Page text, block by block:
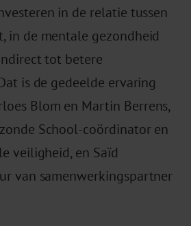
in de relatie tussen
in de mentale gezondheid
tot betere
is de gedeelde ervaring
Blom en Martin Berrens,
School-coördinator en
veiligheid, en Saïd
van samenwerkingspartner